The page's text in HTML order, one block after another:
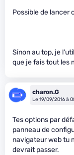
Possible de lancer
Sinon au top, je
que je fais tout les
charon.G
Le 19/09/2016 à
Tes options par
panneau de
navigateur web tu
devrait passer.